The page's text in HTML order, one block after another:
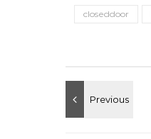
closeddoor